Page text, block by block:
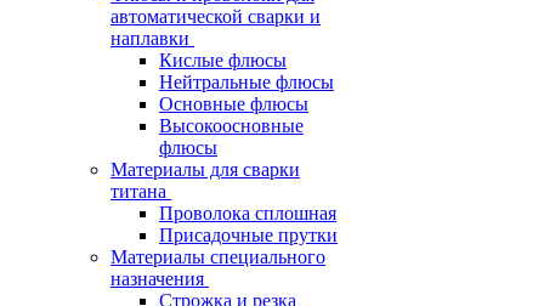
автоматической сварки и
наплавки
Кислые флюсы
Нейтральные флюсы
Основные флюсы
Высокоосновные
флюсы
Материалы для сварки
титана
Проволока сплошная
Присадочные прутки
Материалы специального
назначения
Строжка и резка